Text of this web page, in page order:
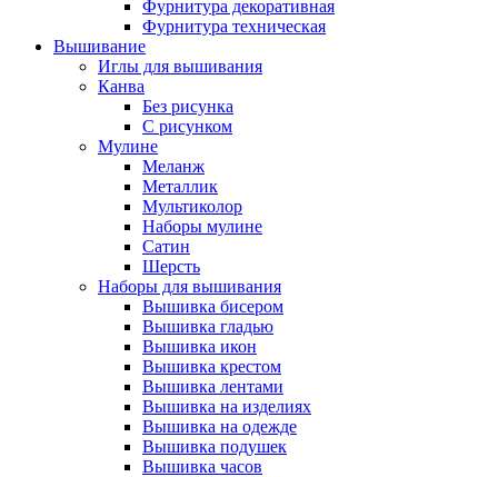
Фурнитура декоративная
Фурнитура техническая
Вышивание
Иглы для вышивания
Канва
Без рисунка
С рисунком
Мулине
Меланж
Металлик
Мультиколор
Наборы мулине
Сатин
Шерсть
Наборы для вышивания
Вышивка бисером
Вышивка гладью
Вышивка икон
Вышивка крестом
Вышивка лентами
Вышивка на изделиях
Вышивка на одежде
Вышивка подушек
Вышивка часов